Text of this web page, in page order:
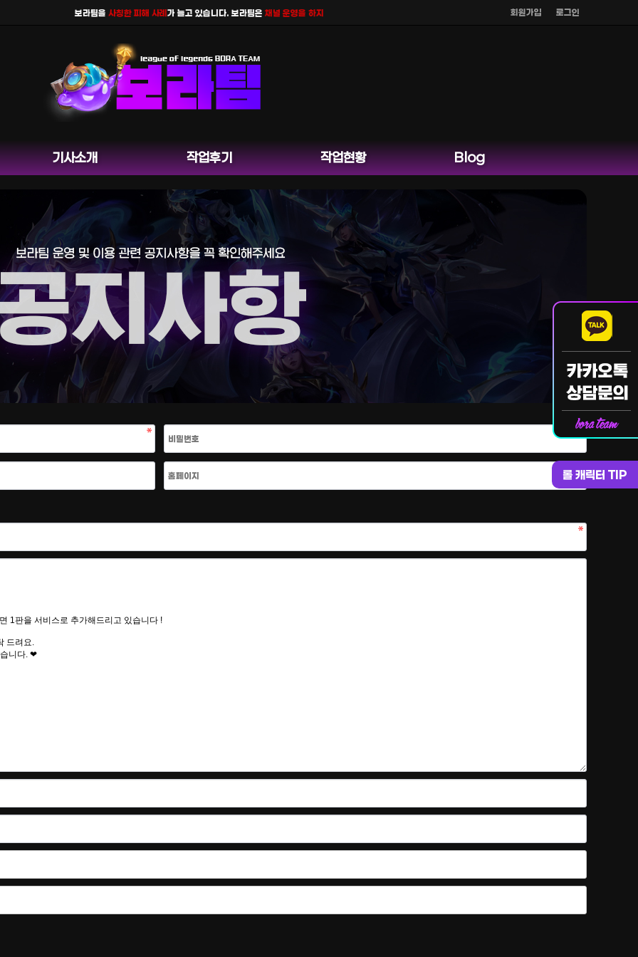
회원가입 로그인
보라팀을사칭한 피해 사례 가 늘고 있습니다. 보라팀은채널 운영을 하지 않으며 공식 홈페이지 카카오톡 외 다른 채팅은 운영하지 않습니다.
롤 캐릭터 TIP
기사소개 작업후기 작업현황 Blog